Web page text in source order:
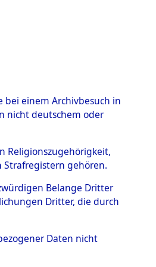
0191
bei einem Archivbesuch in
nicht deutschem oder
Religionszugehörigkeit,
Strafregistern gehören.
Belange Dritter
Dritter, die durch
Daten nicht